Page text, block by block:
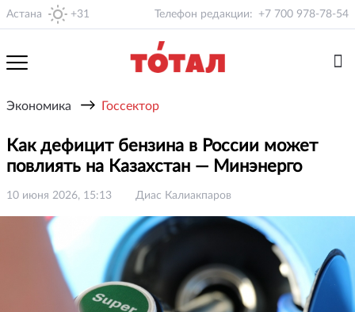
Астана +31 Телефон редакции: +7 700 978-78-54
Экономика → Госсектор
Как дефицит бензина в России может
повлиять на Казахстан — Минэнерго
10 июня 2026, 15:13 Диас Калиакпаров